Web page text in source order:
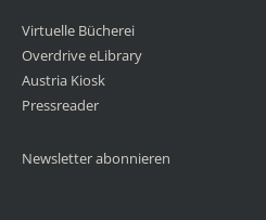
Virtuelle Bücherei
Overdrive eLibrary
Austria Kiosk
Pressreader
Newsletter abonnieren